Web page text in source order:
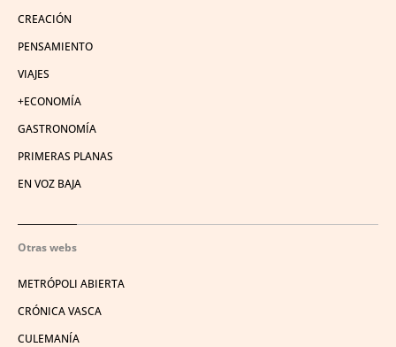
CREACIÓN
PENSAMIENTO
VIAJES
+ECONOMÍA
GASTRONOMÍA
PRIMERAS PLANAS
EN VOZ BAJA
Otras webs
METRÓPOLI ABIERTA
CRÓNICA VASCA
CULEMANÍA